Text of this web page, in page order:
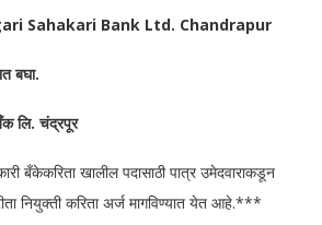
Sahakari Bank Ltd. Chandrapur
बघा.
लि. चंद्रपूर
बँकेकरिता खालील पदासाठी पात्र उमेदवाराकडून
नियुक्ती करिता अर्ज मागविण्यात येत आहे.***